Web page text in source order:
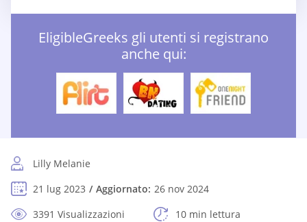
EligibleGreeks gli utenti si registrano
anche qui:
Lilly Melanie
21 lug 2023
Aggiornato: 26 nov 2024
3391 Visualizzazioni
10 min lettura